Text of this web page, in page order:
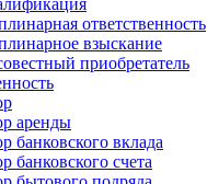
ответственность
взыскание
приобретатель
аренды
банковского вклада
банковского счета